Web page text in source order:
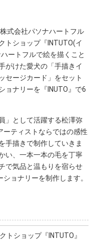
式会社パソナハートフル
トショップ『INTUTO(イ
ートフルで絵を描くこと
がけた愛犬の「手描きイ
セージカード」をセット
ョナリーを『INUTO』で6
」として活躍する松澤弥
ティストならではの感性
手描きで制作していきま
い、一本一本の毛を丁寧
で気品と温もりを宿らせ
ョナリーを制作します。
トショップ『INTUTO』